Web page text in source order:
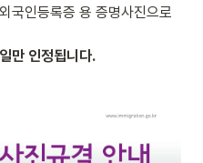
국인등록증 용 증명사진으로
만 인정됩니다.